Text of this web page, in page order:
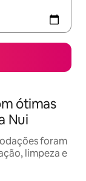
ótimas
Nui
foram
limpeza e